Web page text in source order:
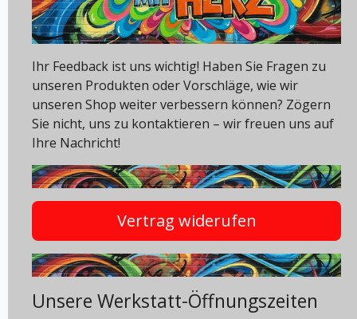
Ihr Feedback ist uns wichtig! Haben Sie Fragen zu
unseren Produkten oder Vorschläge, wie wir
unseren Shop weiter verbessern können? Zögern
Sie nicht, uns zu kontaktieren – wir freuen uns auf
Ihre Nachricht!
Vertrag widerufen
Unsere Werkstatt-Öffnungszeiten